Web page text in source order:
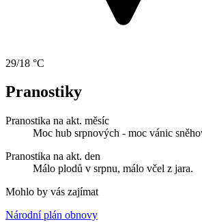
29/18 °C
Pranostiky
Pranostika na akt. měsíc
Moc hub srpnových - moc vánic
Pranostika na akt. den
Málo plodů v srpnu, málo včel z jara.
Mohlo by vás zajímat
Národní plán obnovy